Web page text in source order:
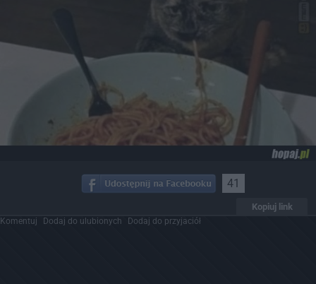
41
Kopiuj link
Komentuj Dodaj do ulubionych Dodaj do przyjaciół